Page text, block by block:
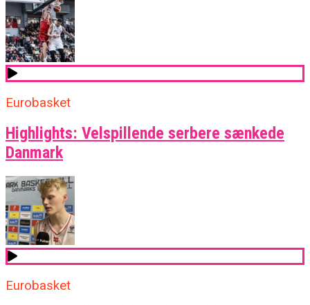
Eurobasket
Highlights: Velspillende serbere sænkede
Danmark
Eurobasket